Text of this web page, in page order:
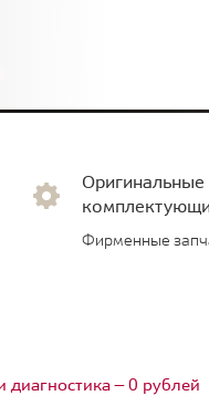
Оригинальные
Фирменные
диагностика — 0 рублей